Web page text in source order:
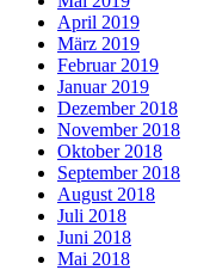
April 2019
März 2019
Februar 2019
Januar 2019
Dezember 2018
November 2018
Oktober 2018
September 2018
August 2018
Juli 2018
Juni 2018
Mai 2018